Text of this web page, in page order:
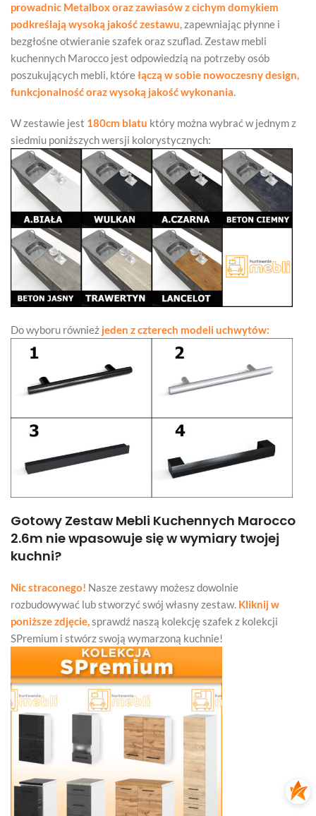
prowadnic Metalbox oraz zawiasów z cichym domykiem
podkreślają wysoką jakość zestawu, zapewniając płynne i
bezgłośne otwieranie szafek oraz szuflad. Zestaw mebli
kuchennych Marocco jest odpowiedzią na potrzeby osób
poszukujących mebli, którełączą w sobie nowoczesny design,
funkcjonalność oraz wysoką jakość wykonania.
W zestawie jest 180cm blatu który można wybrać w jednym z
siedmiu poniższych wersji kolorystycznych:
Do wyboru również jeden z czterech modeli uchwytów:
Gotowy Zestaw Mebli Kuchennych Marocco
2.6m nie wpasowuje się w wymiary twojej
kuchni?
Nic straconego! Nasze zestawy możesz dowolnie
rozbudowywać lub stworzyć swój własny zestaw. Kliknij w
poniższe zdjęcie,sprawdź naszą kolekcję szafek z kolekcji
SPremium i stwórz swoją wymarzoną kuchnie!